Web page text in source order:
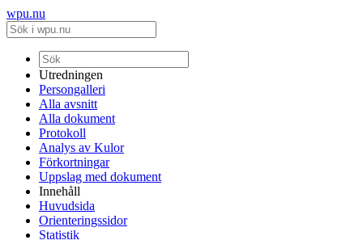
wpu.nu
Utredningen
Persongalleri
Alla avsnitt
Alla dokument
Protokoll
Analys av Kulor
Förkortningar
Uppslag med dokument
Innehåll
Huvudsida
Orienteringssidor
Statistik